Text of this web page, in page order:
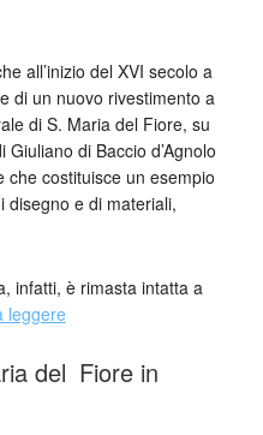
all’inizio del XVI secolo a
di un nuovo rivestimento a
di S. Maria del Fiore, su
di Baccio d’Agnolo
costituisce un esempio
disegno e di materiali,
infatti, è rimasta intatta a
leggere
del Fiore in